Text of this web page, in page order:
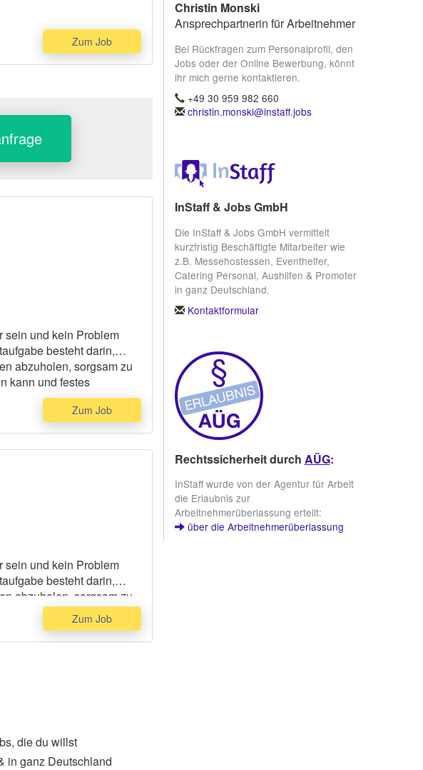
Zum Job
sein und kein Problem
besteht darin,
abzuholen, sorgsam zu
kann und festes
Zum Job
sein und kein Problem
besteht darin,
abzuholen, sorgsam zu
kann und festesZum Job
die du willst
in ganz Deutschland
Christin Monski
Ansprechpartnerin für Arbeitnehmer
Bei Rückfragen zum Personalprofil, den
Jobs oder der Online Bewerbung, könnt
ihr mich gerne kontaktieren.
+49 30 959 982 660
christin.monski@instaff.jobs
InStaff & Jobs GmbH
Die InStaff & Jobs GmbH vermittelt
kurzfristig Beschäftigte Mitarbeiter wie
z.B. Messehostessen, Eventhelfer,
Catering Personal, Aushilfen & Promoter
in ganz Deutschland.
Kontaktformular
Rechtssicherheit durch AÜG:
InStaff wurde von der Agentur für Arbeit
die Erlaubnis zur
Arbeitnehmerüberlassung erteilt:
über die Arbeitnehmerüberlassung